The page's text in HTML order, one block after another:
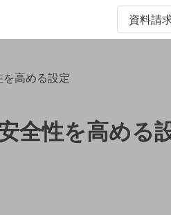
資料請
高める設定
全性を高める